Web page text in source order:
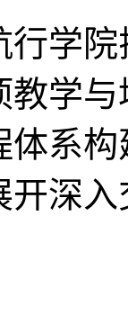
学院
教学
体系
开深